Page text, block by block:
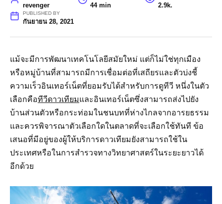
revenger 44 min 2.9k.
PUBLISHED BY
กันยายน 28, 2021
แม้จะมีการพัฒนาเทคโนโลยีสมัยใหม่ แต่ก็ไม่ใช่ทุกเมือง
หรือหมู่บ้านที่สามารถมีการเชื่อมต่อที่เสถียรและตัวบ่งชี้
ความเร็วอินเทอร์เน็ตที่ยอมรับได้สำหรับการดูทีวี หนึ่งในตัว
เลือกคือทีวีดาวเทียมและอินเทอร์เน็ตซึ่งสามารถส่งไปยัง
บ้านส่วนตัวหรือกระท่อมในชนบทที่ห่างไกลจากอารยธรรม
และควรพิจารณาตัวเลือกใดในตลาดที่จะเลือกใช้ทันที ข้อ
เสนอที่มีอยู่ของผู้ให้บริการดาวเทียมยังสามารถใช้ใน
ประเทศหรือในการสำรวจทางวิทยาศาสตร์ในระยะยาวได้
อีกด้วย